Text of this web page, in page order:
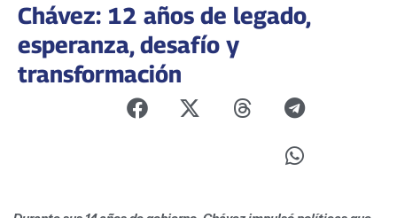
Chávez: 12 años de legado,
esperanza, desafío y
transformación